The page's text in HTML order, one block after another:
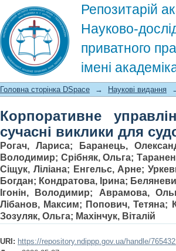
Репозитарій
Науково-
приватного
імені
Корпоративне
судової системи
Головна сторінка DSpace → Наукові видання
Корпоративне
сучасні виклики для
Рогач, Лариса; Баранець,
Володимир; Срібняк, Ольга;
Сіщук, Ліліана; Енгельс, Арне;
Богдан; Кондратова, Ірина;
Ігонін, Володимир; Аврамова,
Лібанов, Максим; Попович, Тетяна;
Зозуляк, Ольга; Махінчук, Віталій
URI: https://repository.ndippp.gov.ua/handle/